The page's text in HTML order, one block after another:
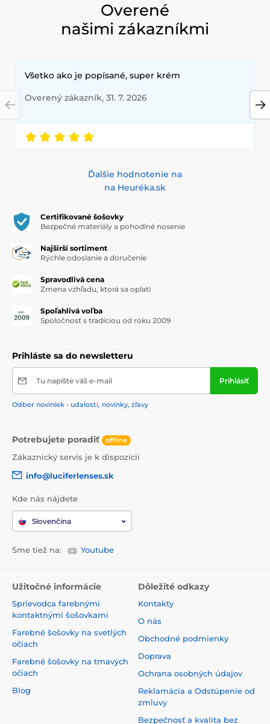
Overené
našimi zákazníkmi
Všetko ako je popísané, super krém
Overený zákazník, 31. 7. 2026
Ďalšie hodnotenie na
na Heuréka.sk
Certifikované šošovky
Bezpečné materiály a pohodlné nosenie
Najširší sortiment
Rýchle odoslanie a doručenie
Spravodlivá cena
Zmena vzhľadu, ktorá sa oplatí
Spoľahlivá voľba
Spoločnosť s tradíciou od roku 2009
Prihláste sa do newsletteru
Tu napíšte váš e-mail Prihlásiť
Odber noviniek - udalosti, novinky, zľavy
Potrebujete poradiť offline
Zákaznický servis je k dispozícii
info@luciferlenses.sk
Kde nás nájdete
Slovenčina
Sme tiež na: Youtube
Užitočné informácie
Sprievodca farebnými
kontaktnými šošovkami
Farebné šošovky na svetlých
očiach
Farebné šošovky na tmavých
očiach
Blog
Dôležité odkazy
Kontakty
O nás
Obchodné podmienky
Doprava
Ochrana osobných údajov
Reklamácia a Odstúpenie od
zmluvy
Bezpečnosť a kvalita bez